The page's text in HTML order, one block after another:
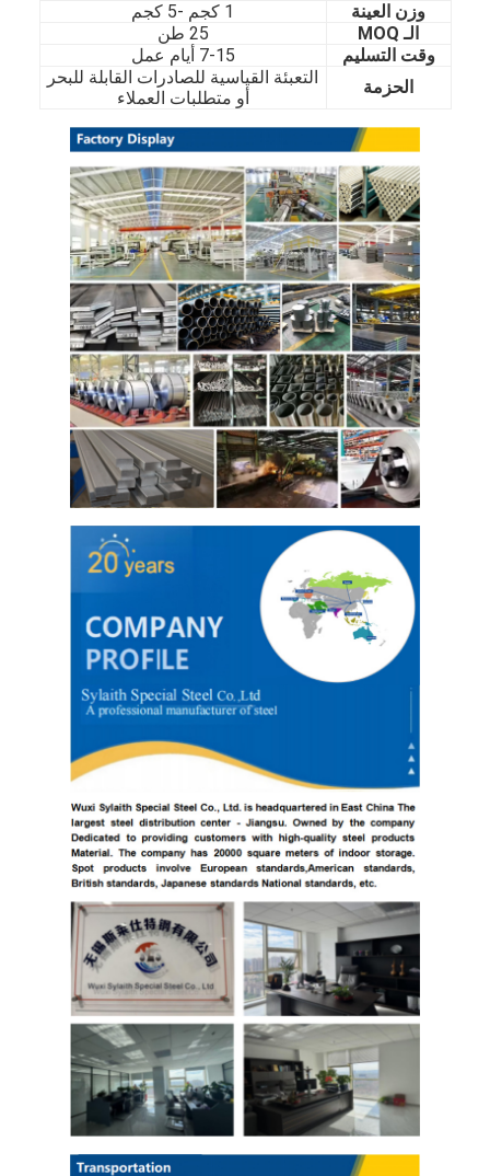
حولنا
جولة في المصنع
اتصل بنا
أخبار
صفائح الفولاذ المقاوم للصدأ المدرفلة على البارد
لفائف الفولاذ المقاوم للصدأ المدرفلة على البارد
ورقة الفولاذ المقاوم للصدأ المدرفلة على الساخن
لفائف الفولاذ المقاوم للصدأ المدرفلة على الساخن
304 ورقة الفولاذ المقاوم للصدأ
316L ورق الفولاذ المقاوم للصدأ
316L الفولاذ المقاوم للصدأ الأنابيب
2205 لوحة من الفولاذ المقاوم للصدأ
صفيحة الفولاذ المقاوم للصدأ الملمع
أنبوب الفولاذ المقاوم للصدأ الزخرفية
شريط الفولاذ المقاوم للصدأ
مادة الألمنيوم
مادة النحاس
لفائف الصلب المجلفن Ppgi
وزن العينة
1 كجم -5 كجم
الـ MOQ
25 طن
وقت التسليم
7-15 أيام عمل
الحزمة
التعبئة القياسية للصادرات القابلة للبحر
أو متطلبات العملاء